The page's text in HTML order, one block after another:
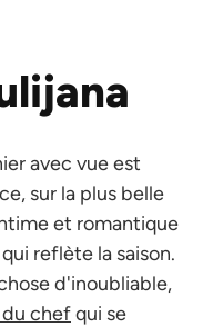
avec vue est
sur la plus belle
et romantique
reflète la saison.
d'inoubliable,
du chefqui se